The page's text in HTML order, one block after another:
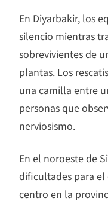
En Diyarbakir, los
silencio mientras
sobrevivientes de
plantas. Los
una camilla entre
personas que
nerviosismo.
En el noroeste de
dificultades para
centro en la